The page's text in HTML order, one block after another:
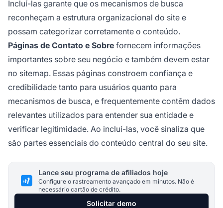
Incluí-las garante que os mecanismos de busca
reconheçam a estrutura organizacional do site e
possam categorizar corretamente o conteúdo.
Páginas de Contato e Sobre fornecem informações
importantes sobre seu negócio e também devem estar
no sitemap. Essas páginas constroem confiança e
credibilidade tanto para usuários quanto para
mecanismos de busca, e frequentemente contêm dados
relevantes utilizados para entender sua entidade e
verificar legitimidade. Ao incluí-las, você sinaliza que
são partes essenciais do conteúdo central do seu site.
Lance seu programa de afiliados hoje
Configure o rastreamento avançado em minutos. Não é
necessário cartão de crédito.
Solicitar demo